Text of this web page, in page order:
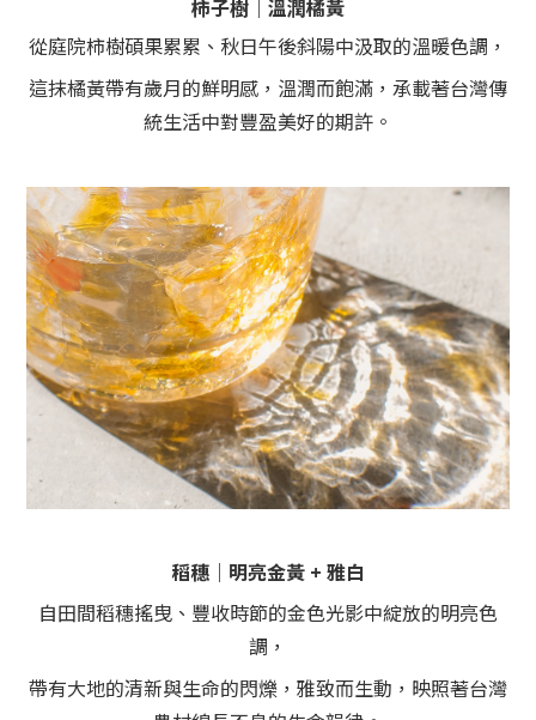
柿子樹｜溫潤橘黃
從庭院柿樹碩果累累、秋日午後斜陽中汲取的溫暖色調，
這抹橘黃帶有歲月的鮮明感，溫潤而飽滿，承載著台灣傳
統生活中對豐盈美好的期許。
稻穗｜明亮金黃 + 雅白
自田間稻穗搖曳、豐收時節的金色光影中綻放的明亮色
調，
帶有大地的清新與生命的閃爍，雅致而生動，映照著台灣